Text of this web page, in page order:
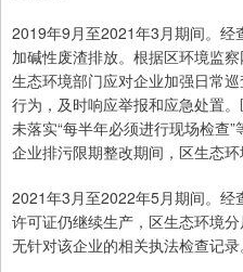
2019年9月至2021年3月期间。
加碱性废渣排放。根据区环境监
生态环境部门应对企业加强日常
行为，及时响应举报和应急处置
未落实“每半年必须进行现场检查
企业排污限期整改期间，区生态环
2021年3月至2022年5月期间。
许可证仍继续生产，区生态环境
无针对该企业的相关执法检查记录